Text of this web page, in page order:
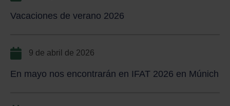
Vacaciones de verano 2026
En mayo nos encontrarán en IFAT 2026 en Múnich
9 de abril de 2026